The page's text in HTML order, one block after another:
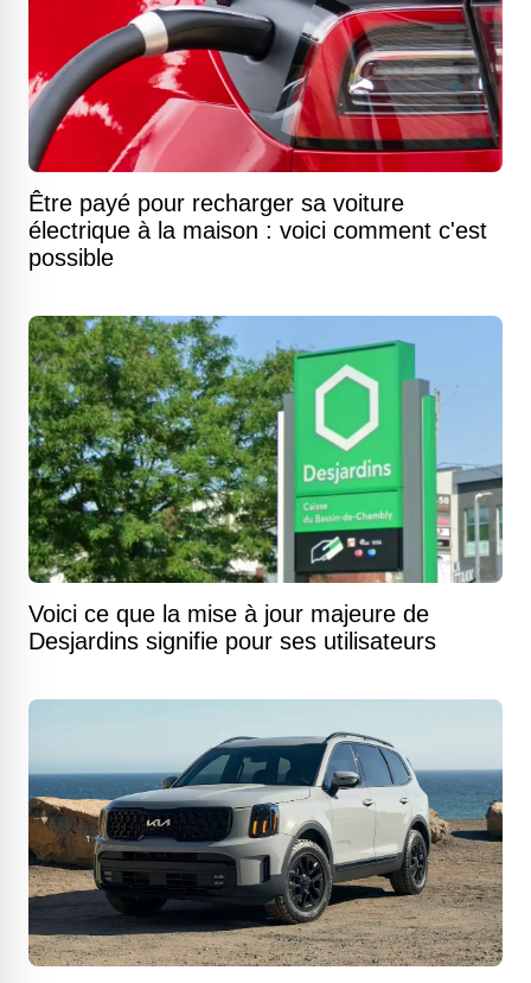
Être payé pour recharger sa voiture
électrique à la maison : voici comment c'est
possible
Voici ce que la mise à jour majeure de
Desjardins signifie pour ses utilisateurs